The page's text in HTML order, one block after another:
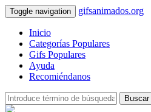
Toggle navigation gifsanimados.org
Inicio
Categorías Populares
Gifs Populares
Ayuda
Recomiéndanos
Buscar